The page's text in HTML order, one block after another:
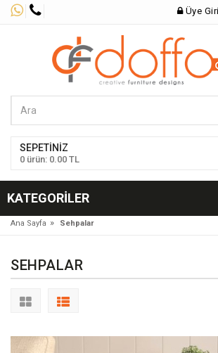
Üye
SEPETINIZ
0 ürün: 0.00 TL
KATEGORILER
Ana Sayfa » Sehpalar
SEHPALAR